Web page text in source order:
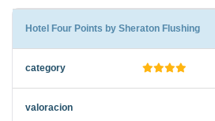
Hotel Four Points by Sheraton Flushing